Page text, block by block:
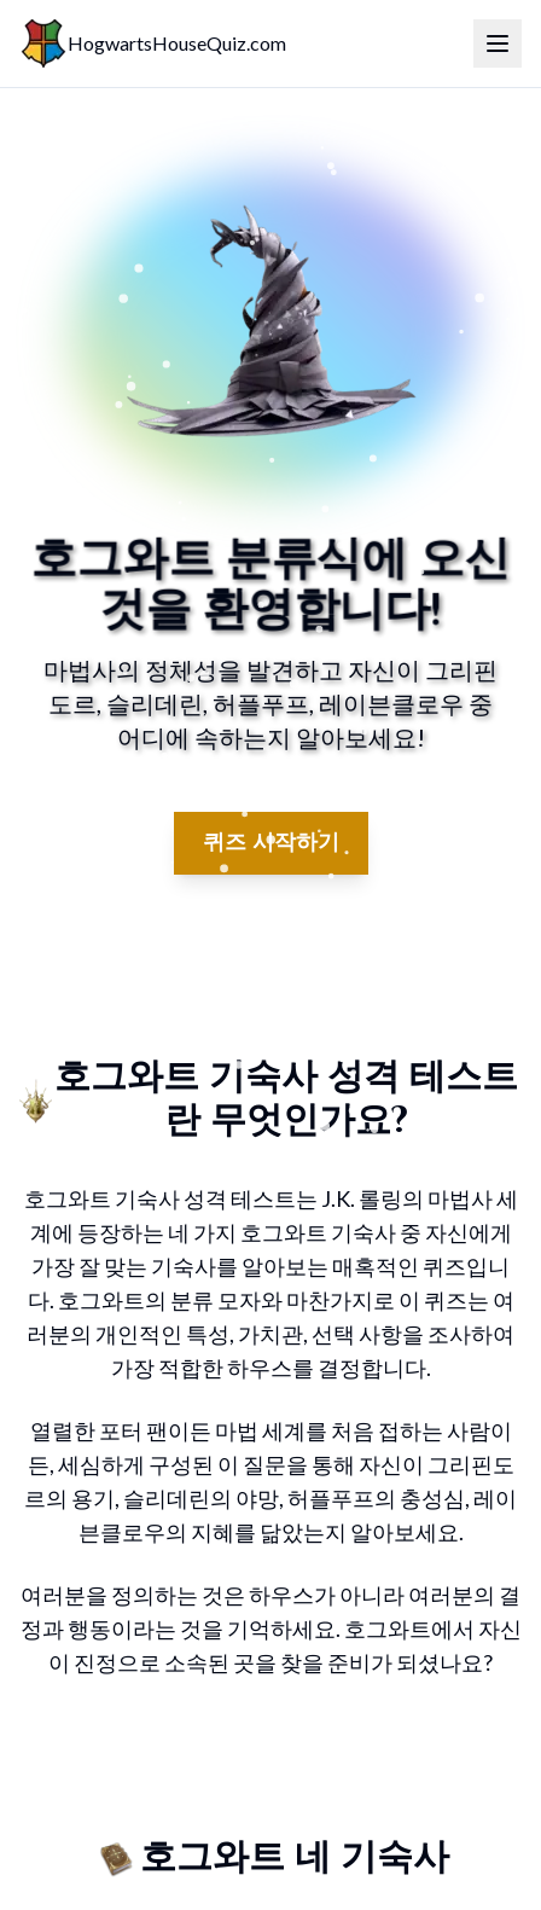
HogwartsHouseQuiz.com 메뉴
호그와트 분류식에 오신
것을 환영합니다!
마법사의 정체성을 발견하고 자신이 그리핀
도르, 슬리데린, 허플푸프, 레이븐클로우 중
어디에 속하는지 알아보세요!
퀴즈 시작하기
호그와트에 입학했다는 건 올리밴더에서
무슨 재질일까요?
불사조 깃털
용의 심장줄
유니콘 털
희귀하고 특별한 재료
질문 17의 1 질문
호그와트 기숙사 성격 테스트
란 무엇인가요?
호그와트 기숙사 성격 테스트는 J.K. 롤링의 마법사 세
계에 등장하는 네 가지 호그와트 기숙사 중 자신에게
가장 잘 맞는 기숙사를 알아보는 매혹적인 퀴즈입니
다. 호그와트의 분류 모자와 마찬가지로 이 퀴즈는 여
러분의 개인적인 특성, 가치관, 선택 사항을 조사하여
가장 적합한 하우스를 결정합니다.
열렬한 포터 팬이든 마법 세계를 처음 접하는 사람이
든, 세심하게 구성된 이 질문을 통해 자신이 그리핀도
르의 용기, 슬리데린의 야망, 허플푸프의 충성심, 레이
븐클로우의 지혜를 닮았는지 알아보세요.
여러분을 정의하는 것은 하우스가 아니라 여러분의 결
정과 행동이라는 것을 기억하세요. 호그와트에서 자신
이 진정으로 소속된 곳을 찾을 준비가 되셨나요?
호그와트 네 기숙사